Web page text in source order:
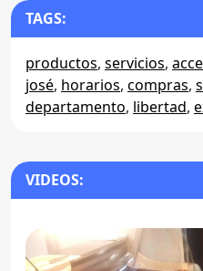
TAGS:
productos, servicios,
josé, horarios, compras,
departamento, libertad,
VIDEOS: